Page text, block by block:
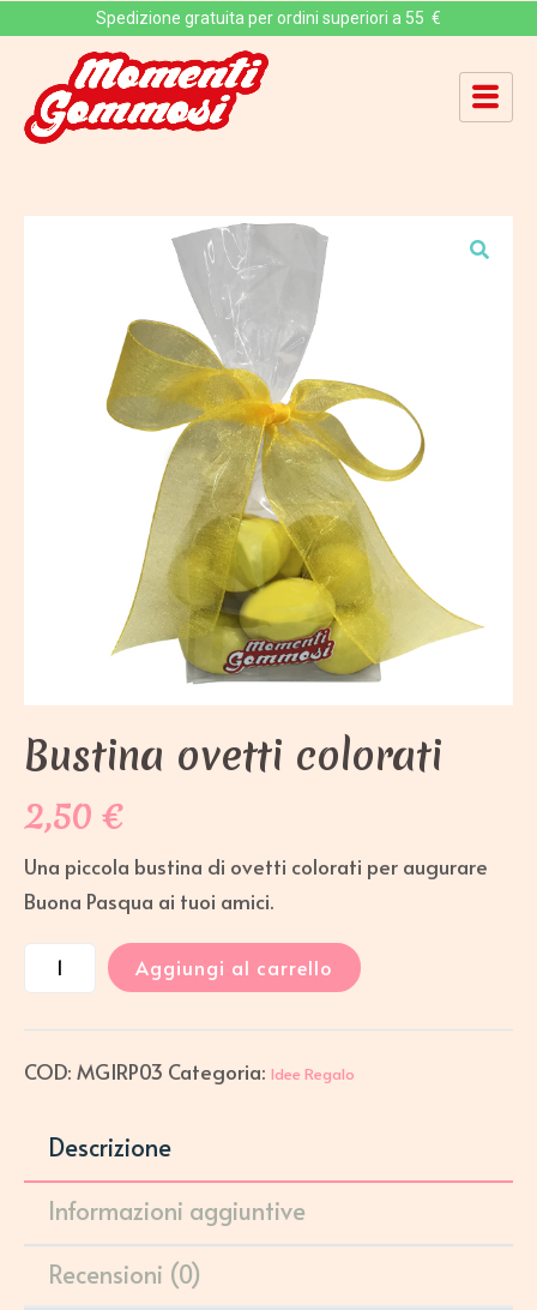
Spedizione gratuita per ordini superiori a 55 €
Bustina ovetti colorati
2,50€
Una piccola bustina di ovetti colorati per augurare
Buona Pasqua ai tuoi amici.
Aggiungi al carrello
COD: MGIRP03 Categoria: Idee Regalo
Descrizione
Informazioni aggiuntive
Recensioni (0)